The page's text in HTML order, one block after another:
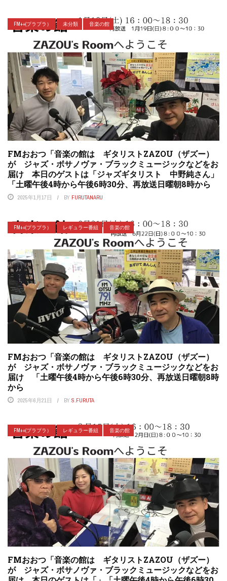
FM++(プラプラ） 未分類 音楽の館
FMおおつ「音楽の館は ギタリストZAZOU（ザズー）
が ジャズ・ボサノヴァ・ブラックミュージックなどをお
届け 本日のゲストは「ジャズギタリスト 中野純さん」
「土曜午後4時から午後6時30分、再放送日曜朝8時から
2025年1月17日 BY FURUTANARU
FM++(プラプラ） レギュラー番組 音楽の館
FMおおつ「音楽の館は ギタリストZAZOU（ザズー）
が ジャズ・ボサノヴァ・ブラックミュージックなどをお
届け 「土曜午後4時から午後6時30分、再放送日曜朝8時
から
2025年6月21日 BY S.FURUTA
FM++(プラプラ） レギュラー番組 音楽の館
FMおおつ「音楽の館は ギタリストZAZOU（ザズー）
が ジャズ・ボサノヴァ・ブラックミュージックなどをお